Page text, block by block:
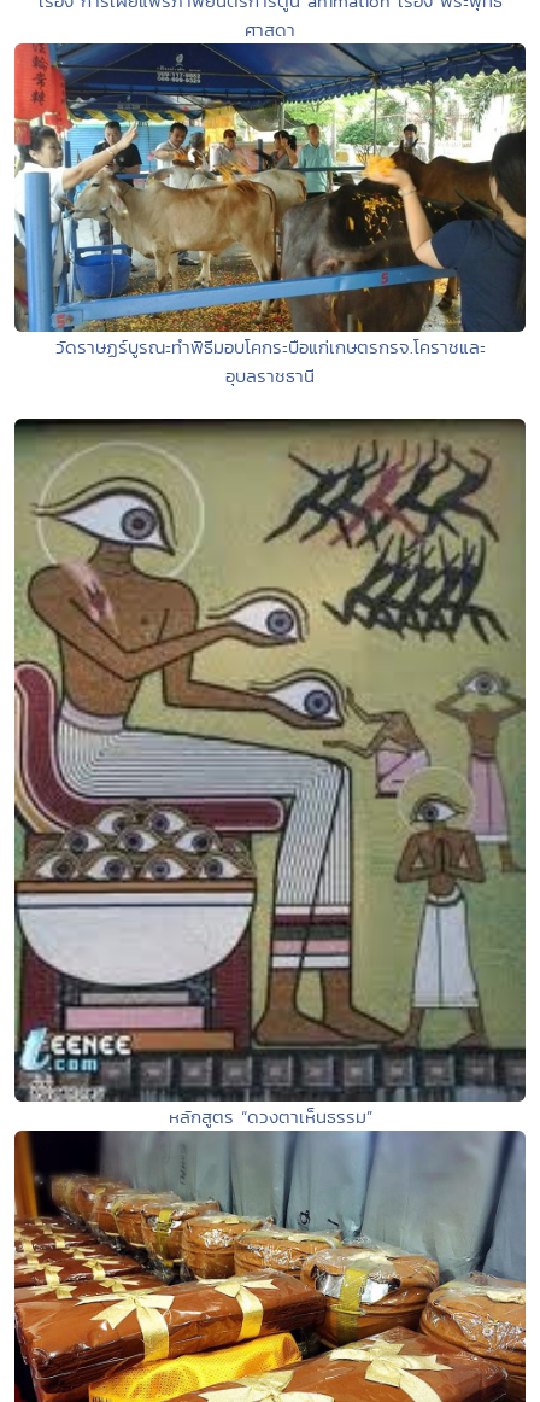
ศาสดา
วัดราษฏร์บูรณะทำพิธีมอบโคกระบือแก่เกษตรกรจ.โคราชและ
อุบลราชธานี
หลักสูตร “ดวงตาเห็นธรรม”